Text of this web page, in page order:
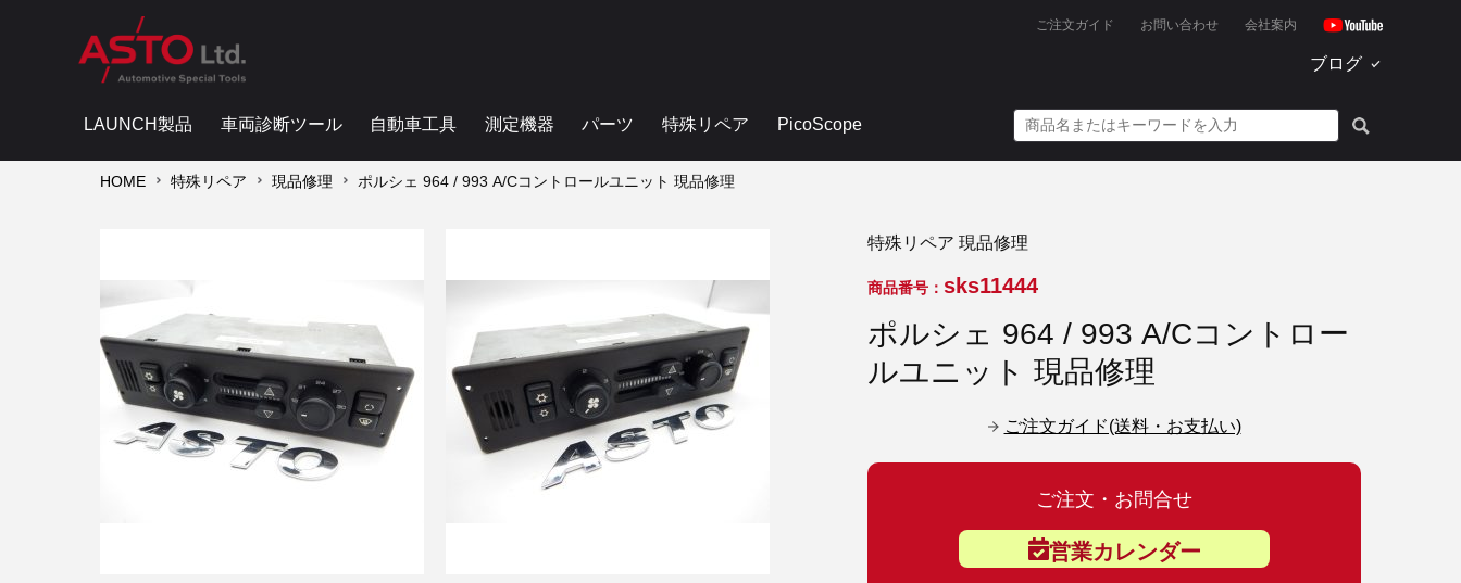
ご注文ガイド お問い合わせ 会社案内
ブログ
LAUNCH製品 車両診断ツール 自動車工具 測定機器 パーツ 特殊リペア PicoScope
HOME 特殊リペア 現品修理 ポルシェ 964 / 993 A/Cコントロールユニット 現品修理
特殊リペア 現品修理
商品番号： sks11444
ポルシェ 964 / 993 A/Cコントロー
ルユニット 現品修理
ご注文ガイド(送料・お支払い)
ご注文・お問合せ
営業カレンダー